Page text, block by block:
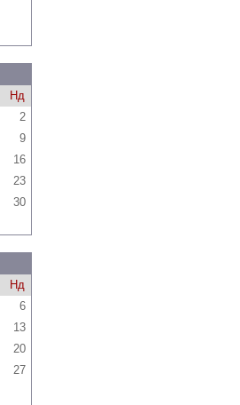
Нд
2
9
16
23
30
Нд
6
13
20
27